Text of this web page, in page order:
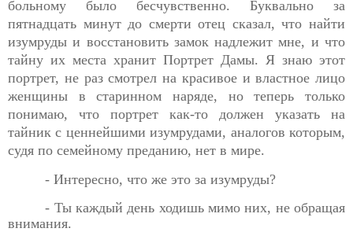
больному было бесчувственно. Буквально за
пятнадцать минут до смерти отец сказал, что найти
изумруды и восстановить замок надлежит мне, и что
тайну их места хранит Портрет Дамы. Я знаю этот
портрет, не раз смотрел на красивое и властное лицо
женщины в старинном наряде, но теперь только
понимаю, что портрет как-то должен указать на
тайник с ценнейшими изумрудами, аналогов которым,
судя по семейному преданию, нет в мире.
- Интересно, что же это за изумруды?
- Ты каждый день ходишь мимо них, не обращая
внимания.